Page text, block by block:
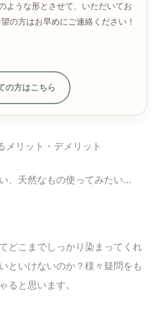
ような形とさせて、いただいてお
の方はお早めにご連絡ください！
の方はこちら
メリット・デメリット
、天然なもの使ってみたい…
どこまでしっかり染まってくれ
といけないのか？様々疑問をも
ると思います。